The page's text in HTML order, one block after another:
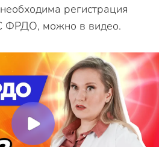
регистрация
ФРДО, можно в видео.